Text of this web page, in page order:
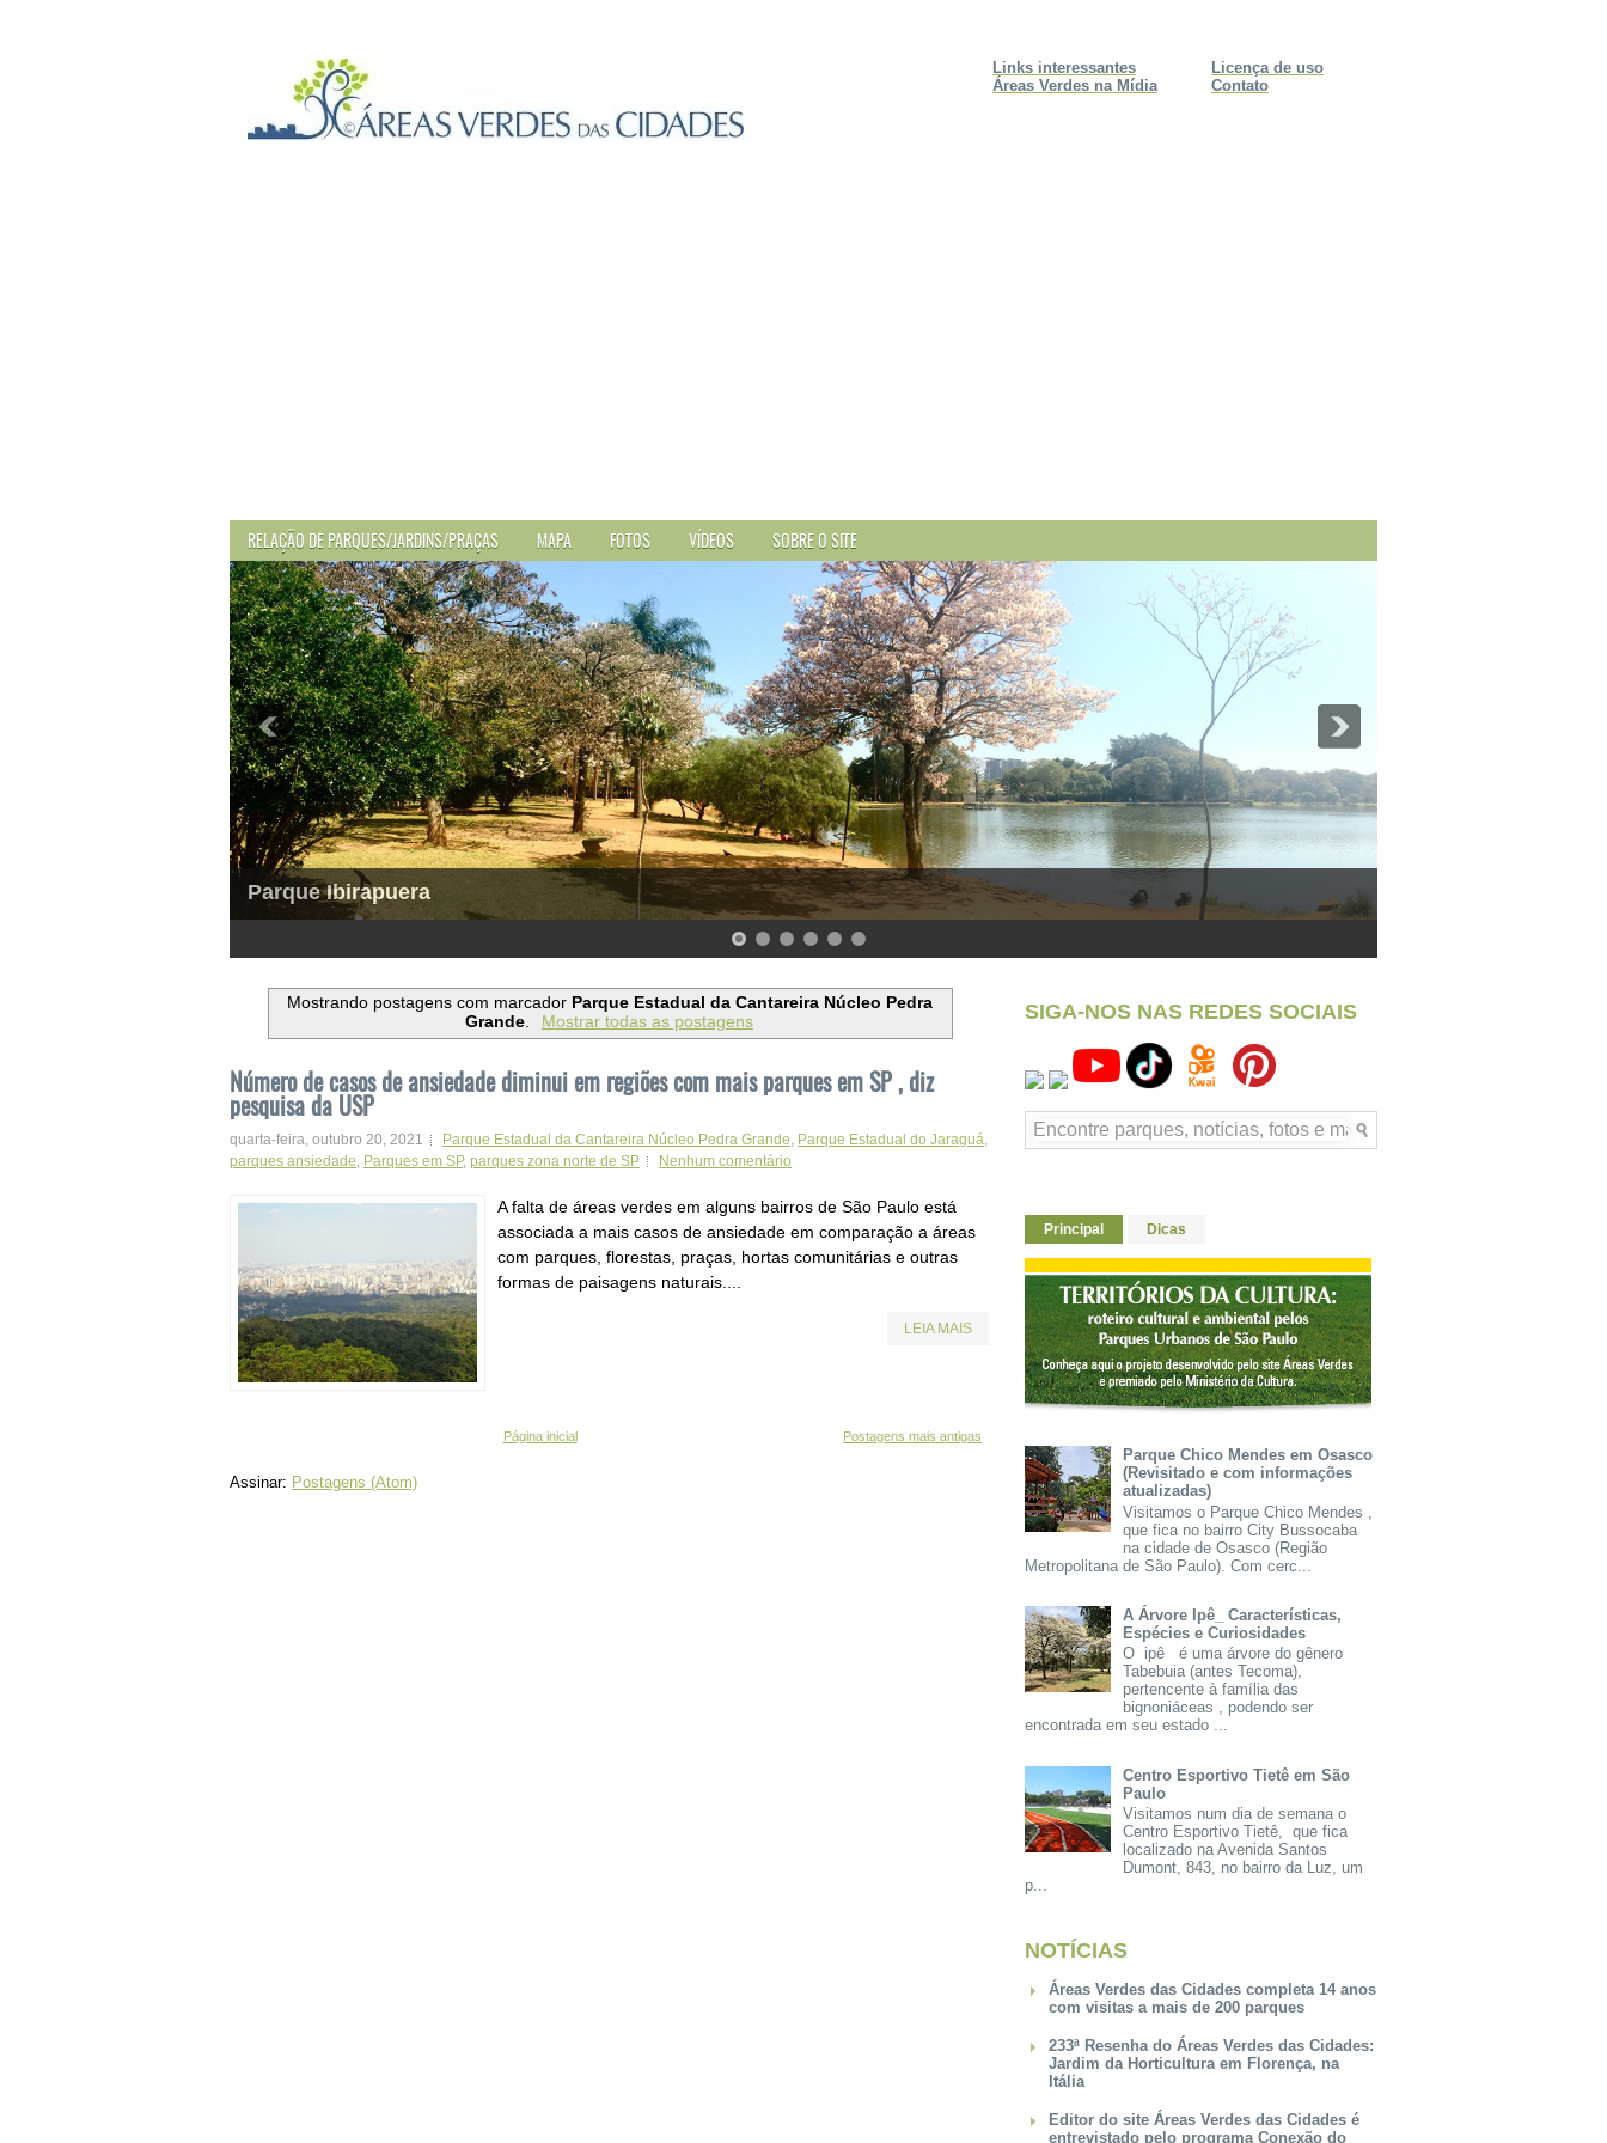
Licença de uso
Contato
Links interessantes
Áreas Verdes na Mídia
RELAÇÃO DE PARQUES/JARDINS/PRAÇAS MAPA FOTOS VÍDEOS SOBRE O SITE
Parque Ibirapuera
Mostrando postagens com marcador Parque Estadual da Cantareira Núcleo Pedra
Grande. Mostrar todas as postagens
Número de casos de ansiedade diminui em regiões com mais parques em SP , diz
pesquisa da USP
quarta-feira, outubro 20, 2021 Parque Estadual da Cantareira Núcleo Pedra Grande Parque Estadual do Jaraguá
parques ansiedade Parques em SP, parques zona norte de SP Nenhum comentário
A falta de áreas verdes em alguns bairros de São Paulo está
associada a mais casos de ansiedade em comparação a áreas
com parques, florestas, praças, hortas comunitárias e outras
formas de paisagens naturais....
LEIA MAIS
Postagens mais antigas
Página inicial
Assinar: Postagens (Atom)
SIGA-NOS NAS REDES SOCIAIS
Principal Dicas
Parque Chico Mendes em Osasco
(Revisitado e com informações
atualizadas)
Visitamos o Parque Chico Mendes ,
que fica no bairro City Bussocaba
na cidade de Osasco (Região
Metropolitana de São Paulo). Com cerc...
A Árvore Ipê_ Características,
Espécies e Curiosidades
O ipê é uma árvore do gênero
Tabebuia (antes Tecoma),
pertencente à família das
bignoniáceas , podendo ser
encontrada em seu estado ...
Centro Esportivo Tietê em São
Paulo
Visitamos num dia de semana o
Centro Esportivo Tietê, que fica
localizado na Avenida Santos
Dumont, 843, no bairro da Luz, um
p...
NOTÍCIAS
Áreas Verdes das Cidades completa 14 anos
com visitas a mais de 200 parques
233ª Resenha do Áreas Verdes das Cidades:
Jardim da Horticultura em Florença, na
Itália
Editor do site Áreas Verdes das Cidades é
entrevistado pelo programa Conexão do